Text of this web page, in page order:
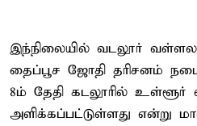
இந்நிலையில் வடலூர்
தைப்பூச ஜோதி தரிசனம்
8ம் தேதி கடலூரில் உள்ளூர்
அளிக்கப்பட்டுள்ளது என்று